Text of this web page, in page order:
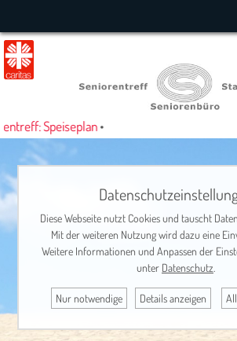
Speiseplan•
Diese Webseite nutzt Cookies und tauscht
Mit der weiteren Nutzung wird dazu eine
Weitere Informationen und Anpassen der
unter Datenschutz
Nur notwendige Details anzeigen